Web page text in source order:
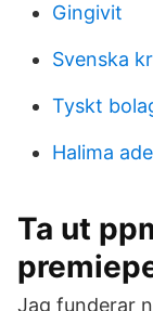
Gingivit
Svenska
Tyskt
Halima
Ta ut
Jag funderar